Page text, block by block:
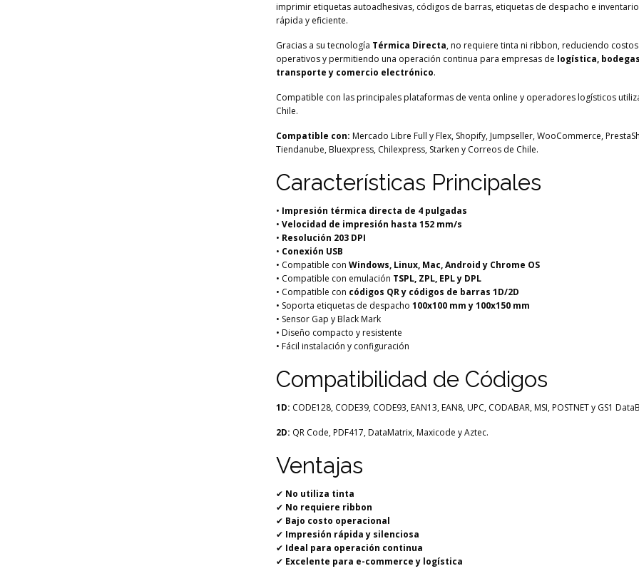
imprimir etiquetas autoadhesivas, códigos de barras, etiquetas de despacho e
rápida y eficiente.
Gracias a su tecnología Térmica Directa, no requiere tinta ni ribbon, reduciendo costos
operativos y permitiendo una operación continua para empresas de logística,
transporte y comercio electrónico.
Compatible con las principales plataformas de venta online y operadores logísticos
Chile.
Compatible con: Mercado Libre Full y Flex, Shopify, Jumpseller, WooCommerce,
Tiendanube, Bluexpress, Chilexpress, Starken y Correos de Chile.
Características Principales
• Impresión térmica directa de 4 pulgadas
• Velocidad de impresión hasta 152 mm/s
• Resolución 203 DPI
• Conexión USB
• Compatible con Windows, Linux, Mac, Android y Chrome OS
• Compatible con emulación TSPL, ZPL, EPL y DPL
• Compatible con códigos QR y códigos de barras 1D/2D
• Soporta etiquetas de despacho 100x100 mm y 100x150 mm
• Sensor Gap y Black Mark
• Diseño compacto y resistente
• Fácil instalación y configuración
Compatibilidad de Códigos
1D: CODE128, CODE39, CODE93, EAN13, EAN8, UPC, CODABAR, MSI, POSTNET y GS1
2D: QR Code, PDF417, DataMatrix, Maxicode y Aztec.
Ventajas
✔ No utiliza tinta
✔ No requiere ribbon
✔ Bajo costo operacional
✔ Impresión rápida y silenciosa
✔ Ideal para operación continua
✔ Excelente para e-commerce y logística